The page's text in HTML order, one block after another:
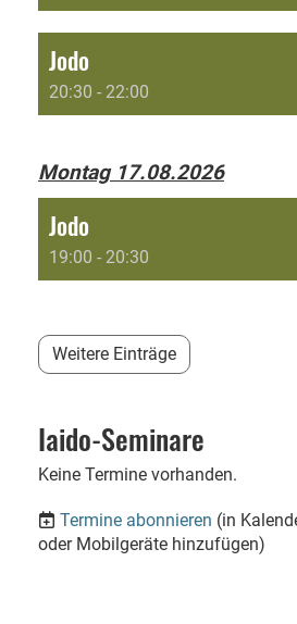
Jodo
20:30 - 22:00
Montag 17.08.2026
Jodo
19:00 - 20:30
Weitere Einträge
Iaido-Seminare
Keine Termine vorhanden.
Termine abonnieren (in
oder Mobilgeräte hinzufügen)